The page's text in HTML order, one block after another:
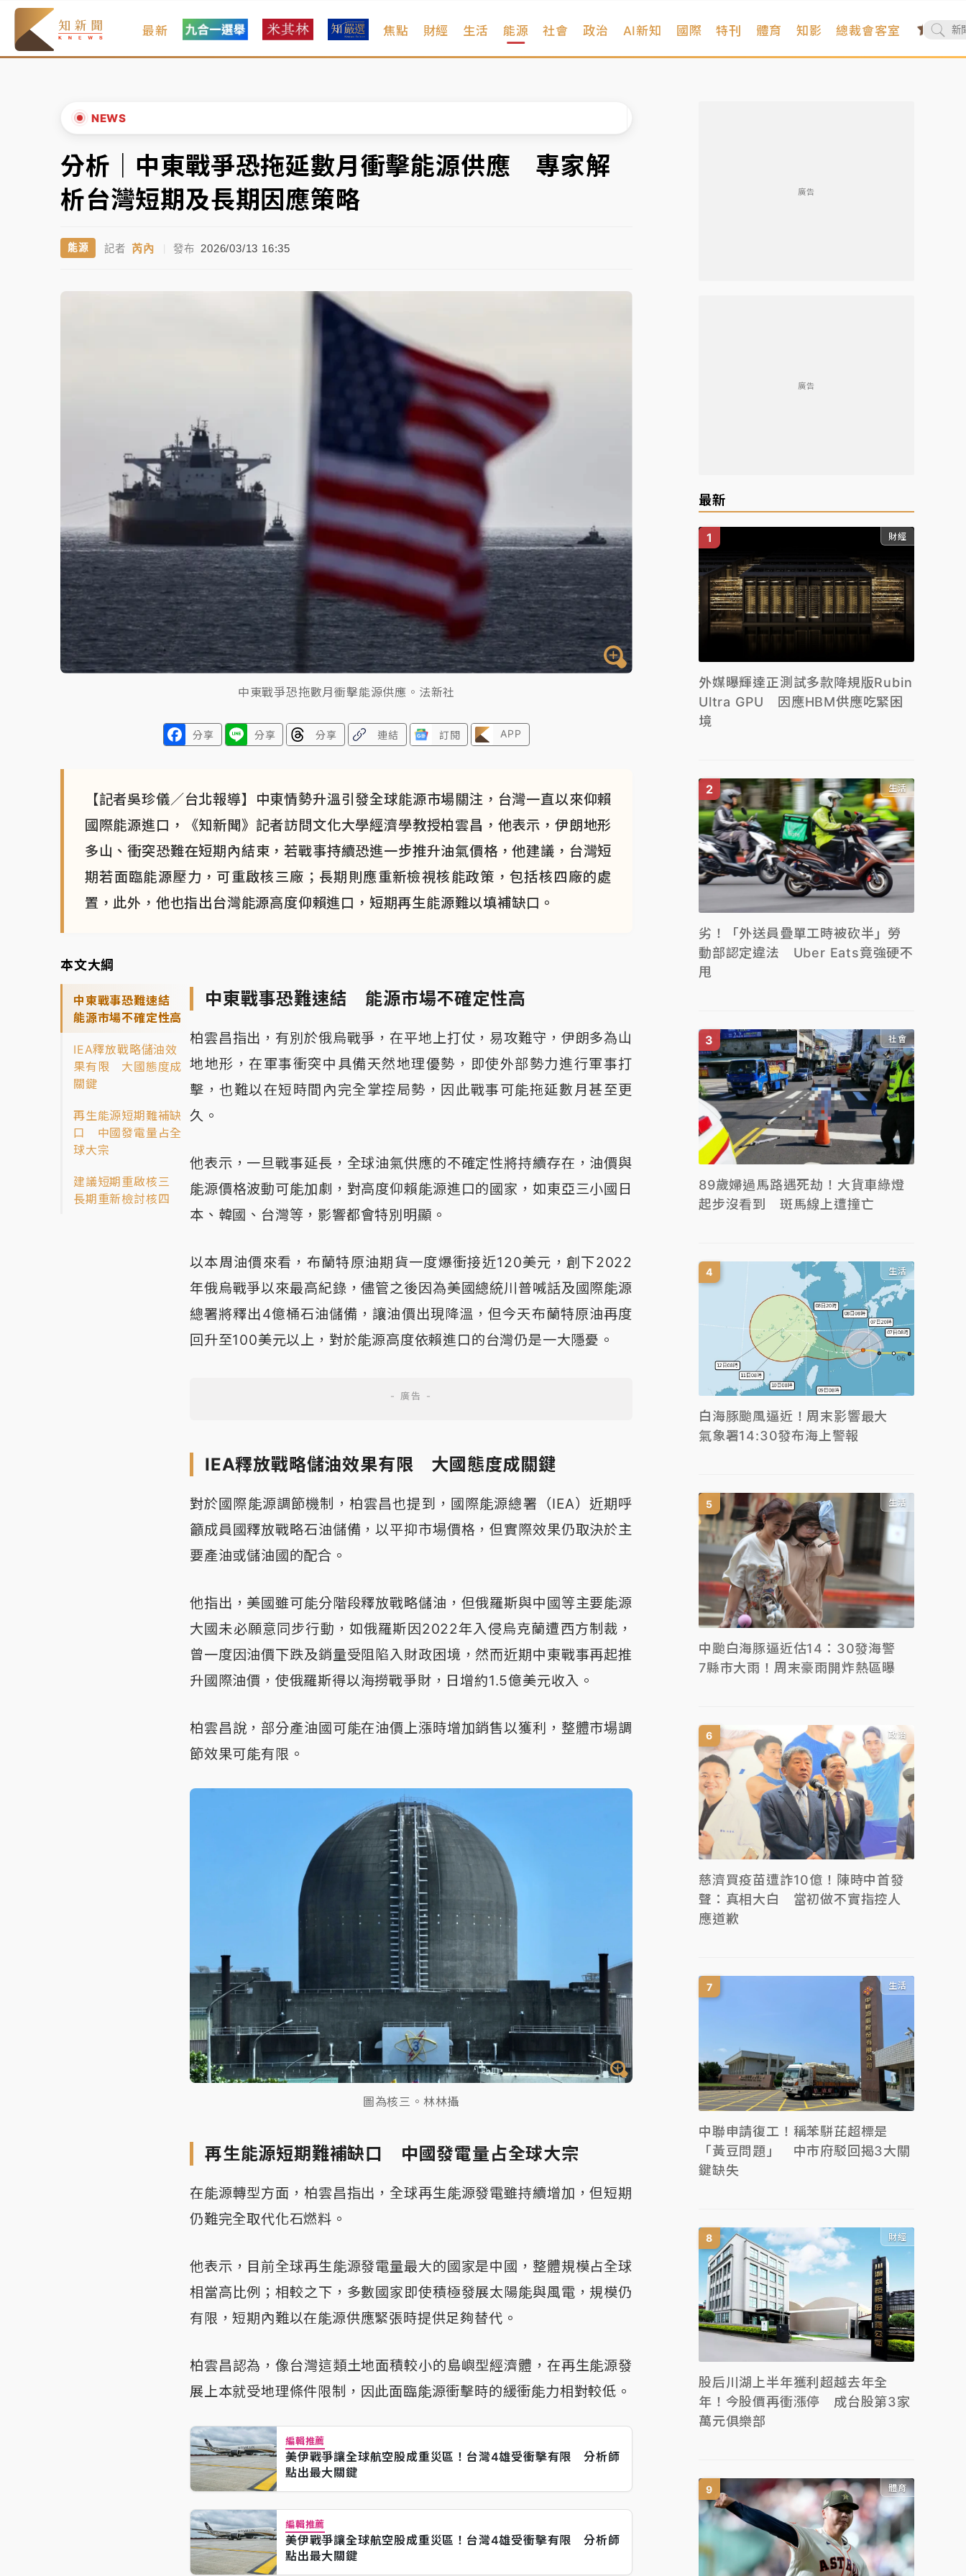
最新 焦點 財經 生活 能源 社會 政治 AI新知 國際 特刊 體育 知影 總裁會客室
NEWS
中信慈善基金會想增加董事人數！辜仲諒向法院聲請遭駁 理由曝光
故宮《龍藏經》特展第2檔！今線上預約開賣一度塞車 周六起展出延長至晚上7時
台東農業處長涉圖利渡假村！東檢抗告成功 今重開羈押庭
女律師陳昱瑄詐慈濟10億！黃金158kg遭查扣畫面曝光
中信慈善基金會想增加董事人數！辜仲諒向法院聲請遭駁 理由曝光
故宮《龍藏經》特展第2檔！今線上預約開賣一度塞車 周六起展出延長至晚上7時
父親節泡湯了！中颱白海豚雨彈轟3天 「紅到發紫」降雨熱區曝
▲
▼
分析｜中東戰爭恐拖延數月衝擊能源供應 專家解
析台灣短期及長期因應策略
能源 記者 芮內 | 發布 2026/03/13 16:35
中東戰爭恐拖數月衝擊能源供應。法新社
分享 分享 分享 連結 訂閱 APP
【記者吳珍儀／台北報導】中東情勢升溫引發全球能源市場關注，台灣一直以來仰賴
國際能源進口，《知新聞》記者訪問文化大學經濟學教授柏雲昌，他表示，伊朗地形
多山、衝突恐難在短期內結束，若戰事持續恐進一步推升油氣價格，他建議，台灣短
期若面臨能源壓力，可重啟核三廠；長期則應重新檢視核能政策，包括核四廠的處
置，此外，他也指出台灣能源高度仰賴進口，短期再生能源難以填補缺口。
本文大綱
中東戰事恐難速結
能源市場不確定性高
IEA釋放戰略儲油效
果有限 大國態度成
關鍵
再生能源短期難補缺
口 中國發電量占全
球大宗
建議短期重啟核三
長期重新檢討核四
中東戰事恐難速結 能源市場不確定性高
柏雲昌指出，有別於俄烏戰爭，在平地上打仗，易攻難守，伊朗多為山
地地形，在軍事衝突中具備天然地理優勢，即使外部勢力進行軍事打
擊，也難以在短時間內完全掌控局勢，因此戰事可能拖延數月甚至更
久。
他表示，一旦戰事延長，全球油氣供應的不確定性將持續存在，油價與
能源價格波動可能加劇，對高度仰賴能源進口的國家，如東亞三小國日
本、韓國、台灣等，影響都會特別明顯。
以本周油價來看，布蘭特原油期貨一度爆衝接近120美元，創下2022
年俄烏戰爭以來最高紀錄，儘管之後因為美國總統川普喊話及國際能源
總署將釋出4億桶石油儲備，讓油價出現降溫，但今天布蘭特原油再度
回升至100美元以上，對於能源高度依賴進口的台灣仍是一大隱憂。
IEA釋放戰略儲油效果有限 大國態度成關鍵
對於國際能源調節機制，柏雲昌也提到，國際能源總署（IEA）近期呼
籲成員國釋放戰略石油儲備，以平抑市場價格，但實際效果仍取決於主
要產油或儲油國的配合。
他指出，美國雖可能分階段釋放戰略儲油，但俄羅斯與中國等主要能源
大國未必願意同步行動，如俄羅斯因2022年入侵烏克蘭遭西方制裁，
曾一度因油價下跌及銷量受阻陷入財政困境，然而近期中東戰事再起推
升國際油價，使俄羅斯得以海撈戰爭財，日增約1.5億美元收入。
柏雲昌說，部分產油國可能在油價上漲時增加銷售以獲利，整體市場調
節效果可能有限。
圖為核三。林林攝
再生能源短期難補缺口 中國發電量占全球大宗
在能源轉型方面，柏雲昌指出，全球再生能源發電雖持續增加，但短期
仍難完全取代化石燃料。
他表示，目前全球再生能源發電量最大的國家是中國，整體規模占全球
相當高比例；相較之下，多數國家即使積極發展太陽能與風電，規模仍
有限，短期內難以在能源供應緊張時提供足夠替代。
柏雲昌認為，像台灣這類土地面積較小的島嶼型經濟體，在再生能源發
展上本就受地理條件限制，因此面臨能源衝擊時的緩衝能力相對較低。
編輯推薦
美伊戰爭讓全球航空股成重災區！台灣4雄受衝擊有限 分析師
點出最大關鍵
編輯推薦
美伊戰爭讓全球航空股成重災區！台灣4雄受衝擊有限 分析師
點出最大關鍵
廣告
廣告
最新
財經
外媒曝輝達正測試多款降規版Rubin
Ultra GPU 因應HBM供應吃緊困
境
生活
劣！「外送員疊單工時被砍半」勞
動部認定違法 Uber Eats竟強硬不
甩
社會
89歲婦過馬路遇死劫！大貨車綠燈
起步沒看到 斑馬線上遭撞亡
生活
白海豚颱風逼近！周末影響最大
氣象署14:30發布海上警報
生活
中颱白海豚逼近估14：30發海警
7縣市大雨！周末豪雨開炸熱區曝
政治
慈濟買疫苗遭詐10億！陳時中首發
聲：真相大白 當初做不實指控人
應道歉
生活
中聯申請復工！稱苯駢芘超標是
「黃豆問題」 中市府駁回揭3大關
鍵缺失
財經
股后川湖上半年獲利超越去年全
年！今股價再衝漲停 成台股第3家
萬元俱樂部
體育